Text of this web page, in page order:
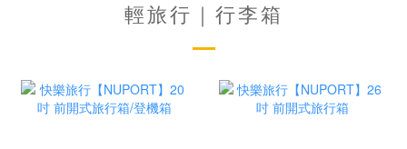
輕旅行｜行李箱